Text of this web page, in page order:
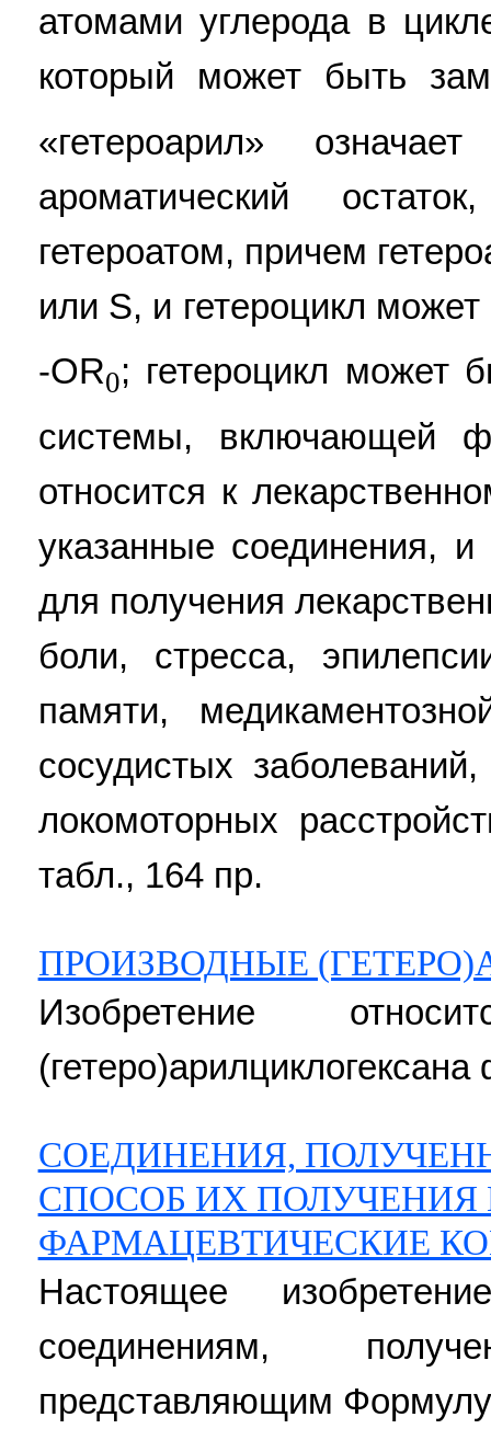
атомами углерода в
который может быть
«гетероарил»
ароматический
гетероатом, причем
или S, и гетероцикл
-OR0; гетероцикл может
системы, включающей
относится к
указанные соединения,
для получения
боли, стресса,
памяти,
сосудистых
локомоторных
табл., 164 пр.
ПРОИЗВОДНЫЕ
Изобретение
СОЕДИНЕНИЯ,
СПОСОБ ИХ
ФАРМАЦЕВТИЧЕСКИЕ
Настоящее
соединениям,
представляющим